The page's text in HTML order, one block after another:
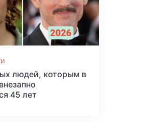
людей, которым в
45 лет